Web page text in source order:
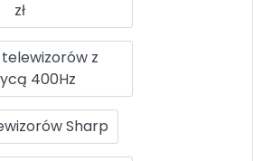
zł
z
400Hz
Sharp